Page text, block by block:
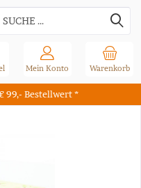
99,- Bestellwert *
Warenkorb
Mein Konto